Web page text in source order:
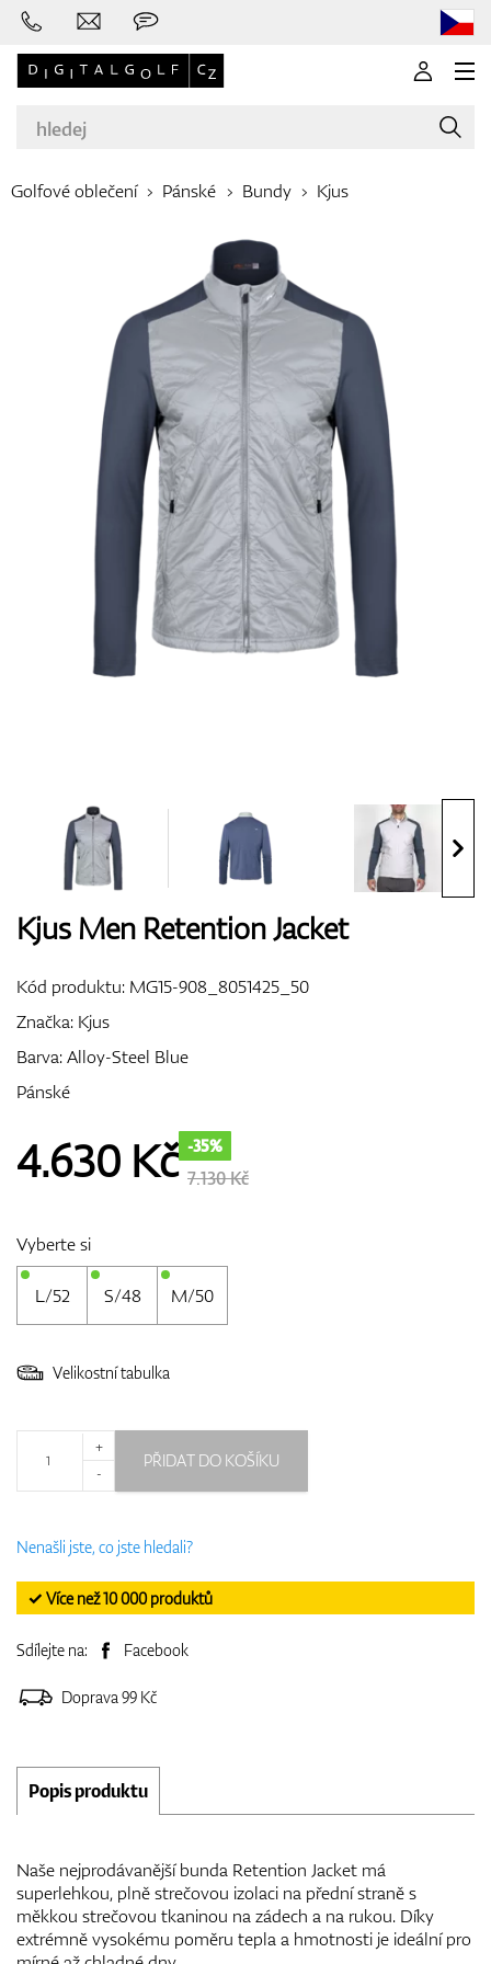
Značky
Golfové hole
Oblečení
Boty
Rukavice
Bagy
GPS/Dálkoměry
Doplňky
Dárkové poukazy
Golfové oblečení Pánské Bundy Kjus
Kjus Men Retention Jacket
Kód produktu: MG15-908_8051425_50
Značka: Kjus
Barva: Alloy-Steel Blue
Pánské
4.630 Kč -35%
7.130 Kč
Vyberte si
L/52 S/48 M/50
Velikostní tabulka
+
-
PŘIDAT DO KOŠÍKU
Nenašli jste, co jste hledali?
✓ Více než 10 000 produktů
Sdílejte na: Facebook
Doprava 99 Kč
Popis produktu
Naše nejprodávanější bunda Retention Jacket má
superlehkou, plně strečovou izolaci na přední straně s
měkkou strečovou tkaninou na zádech a na rukou. Díky
extrémně vysokému poměru tepla a hmotnosti je ideální pro